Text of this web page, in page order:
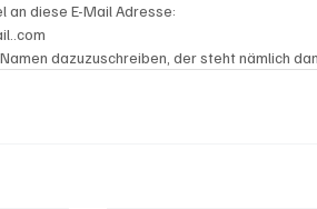
an diese E-Mail Adresse:
dazuzuschreiben, der steht nämlich